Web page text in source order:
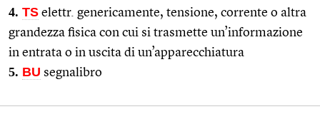
4. TS elettr. genericamente, tensione, corrente o altra
grandezza fisica con cui si trasmette un’informazione
in entrata o in uscita di un’apparecchiatura
5. BU segnalibro